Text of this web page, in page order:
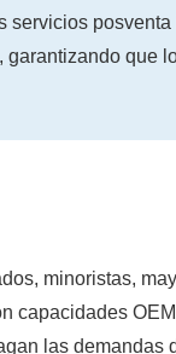
servicios
que
minoristas,
capacidades
las demandas